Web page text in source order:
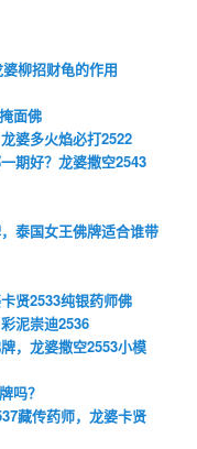
柳招财龟的作用
面佛
婆多火焰必打2522
期好？龙婆撒空2543
泰国女王佛牌适合谁带
贤2533纯银药师佛
泥崇迪2536
，龙婆撒空2553小模
吗？
藏传药师，龙婆卡贤